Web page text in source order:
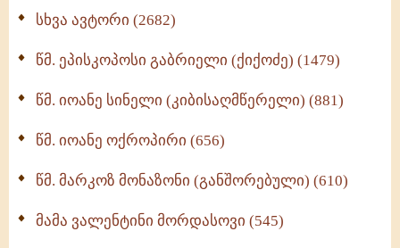
ნაწილი II (369)
სხვა ავტორი (2682)
წმ. ეპისკოპოსი გაბრიელი (ქიქოძე) (1479)
წმ. იოანე სინელი (კიბისაღმწერელი) (881)
წმ. იოანე ოქროპირი (656)
წმ. მარკოზ მონაზონი (განშორებული) (610)
მამა ვალენტინი მორდასოვი (545)